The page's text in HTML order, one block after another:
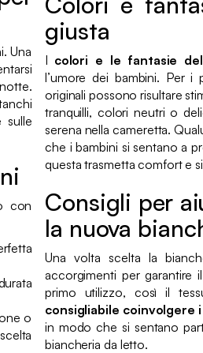
Una
sulle
con
o
giusta
I colori e le fantasie
l’umore dei bambini. Per
originali possono risultare
tranquilli, colori neutri o
serena nella cameretta.
che i bambini si sentano a
questa trasmetta comfort e
Consigli per
la nuova
Una volta scelta la
accorgimenti per garantire
primo utilizzo, così il
consigliabile coinvolgere
in modo che si sentano
biancheria da letto.